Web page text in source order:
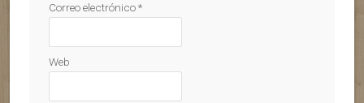
Correo electrónico*
Web